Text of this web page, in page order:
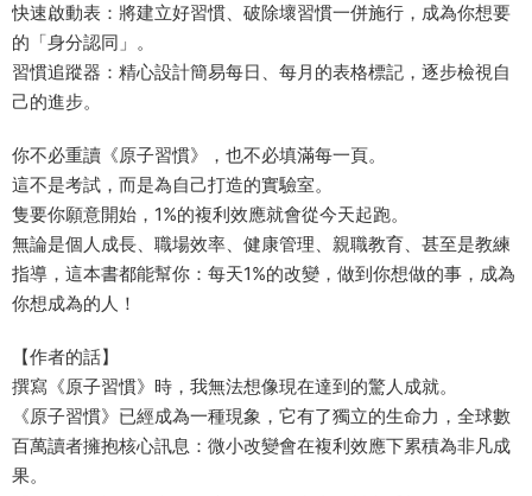
快速啟動表：將建立好習慣、破除壞習慣一併施行，成為你想要
的「身分認同」。
習慣追蹤器：精心設計簡易每日、每月的表格標記，逐步檢視自
己的進步。
你不必重讀《原子習慣》，也不必填滿每一頁。
這不是考試，而是為自己打造的實驗室。
隻要你願意開始，1%的複利效應就會從今天起跑。
無論是個人成長、職場效率、健康管理、親職教育、甚至是教練
指導，這本書都能幫你：每天1%的改變，做到你想做的事，成為
你想成為的人！
【作者的話】
撰寫《原子習慣》時，我無法想像現在達到的驚人成就。
《原子習慣》已經成為一種現象，它有了獨立的生命力，全球數
百萬讀者擁抱核心訊息：微小改變會在複利效應下累積為非凡成
果。